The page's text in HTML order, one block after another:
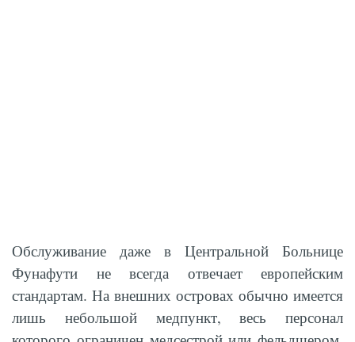
Обслуживание даже в Центральной Больнице
Фунафути не всегда отвечает европейским
стандартам. На внешних островах обычно имеется
лишь небольшой медпункт, весь персонал